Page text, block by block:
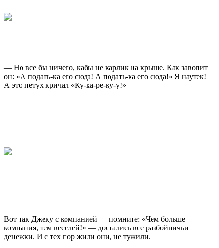
— Но все бы ничего, кабы не карлик на крыше. Как завопит
он: «А подать-ка его сюда! А подать-ка его сюда!» Я наутек!
А это петух кричал «Ку-ка-ре-ку-у!»
Вот так Джеку с компанией — помните: «Чем больше
компания, тем веселей!» — достались все разбойничьи
денежки. И с тех пор жили они, не тужили.